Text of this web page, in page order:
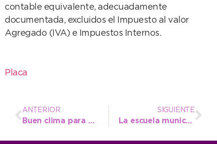
contable equivalente, adecuadamente
documentada, excluidos el Impuesto al valor
Agregado (IVA) e Impuestos Internos.
Placa
ANTERIOR
Buen clima para este miércoles, ideal para disfrutar de Necochea
SIGUIENTE
La escuela municipal de hockey inició sus actividades